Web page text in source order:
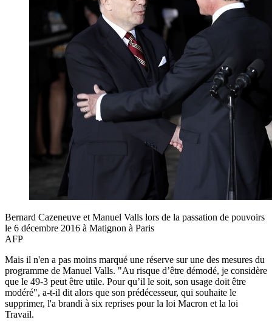
Bernard Cazeneuve et Manuel Valls lors de la passation de pouvoirs
le 6 décembre 2016 à Matignon à Paris
AFP
Mais il n'en a pas moins marqué une réserve sur une des mesures du
programme de Manuel Valls. "Au risque d’être démodé, je considère
que le 49-3 peut être utile. Pour qu’il le soit, son usage doit être
modéré", a-t-il dit alors que son prédécesseur, qui souhaite le
supprimer, l'a brandi à six reprises pour la loi Macron et la loi
Travail.